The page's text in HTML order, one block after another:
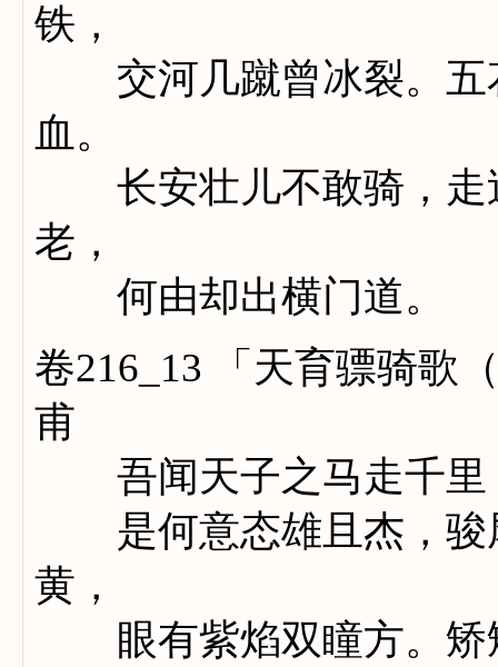
铁，
交河几蹴曾冰裂。五
血。
长安壮儿不敢骑，走
老，
何由却出横门道。
卷216_13 「天育骠骑歌
甫
吾闻天子之马走千里
是何意态雄且杰，骏
黄，
眼有紫焰双瞳方。矫